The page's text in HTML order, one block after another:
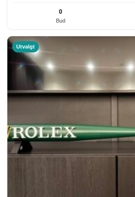
0
Bud
Utvalgt